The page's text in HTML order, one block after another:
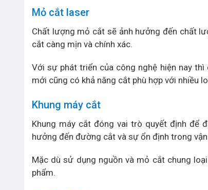
Mỏ cắt laser
Chất lượng mỏ cắt sẽ ảnh hưởng đến chất
cắt càng mịn và chính xác.
Với sự phát triển của công nghệ hiện nay
mới cũng có khả năng cắt phù hợp với nhiều
Khung máy cắt
Khung máy cắt đóng vai trò quyết định để
hưởng đến đường cắt và sự ổn định trong vận
Mặc dù sử dụng nguồn và mỏ cắt chung
phẩm.